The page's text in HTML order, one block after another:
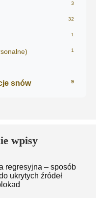
3
32
1
1
snów 9
wpisy
regresyjna – sposób
ukrytych źródeł